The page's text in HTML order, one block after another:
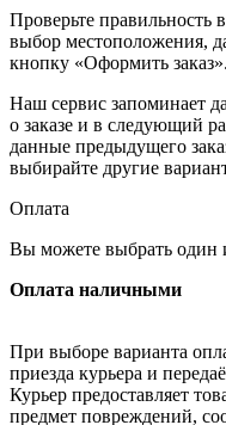
Проверьте правильность
выбор местоположения,
кнопку «Оформить заказ».
Наш сервис запоминает
о заказе и в следующий
данные предыдущего
выбирайте другие
Оплата
Вы можете выбрать один
Оплата наличными
При выборе варианта
приезда курьера и
Курьер предоставляет
предмет повреждений,